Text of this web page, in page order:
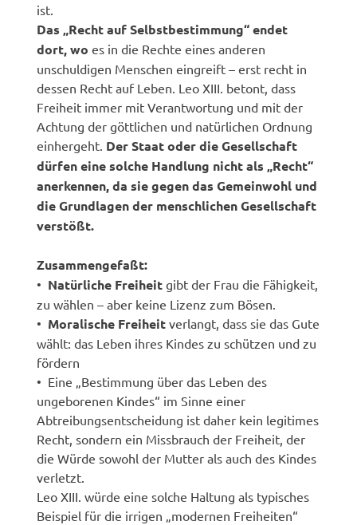
ist.
Das „Recht auf Selbstbestimmung“ endet
dort, wo es in die Rechte eines anderen
unschuldigen Menschen eingreift – erst recht in
dessen Recht auf Leben. Leo XIII. betont, dass
Freiheit immer mit Verantwortung und mit der
Achtung der göttlichen und natürlichen Ordnung
einhergeht. Der Staat oder die Gesellschaft
dürfen eine solche Handlung nicht als „Recht“
anerkennen, da sie gegen das Gemeinwohl und
die Grundlagen der menschlichen Gesellschaft
verstößt.
Zusammengefaßt:
• Natürliche Freiheit gibt der Frau die Fähigkeit,
zu wählen – aber keine Lizenz zum Bösen.
• Moralische Freiheit verlangt, dass sie das Gute
wählt: das Leben ihres Kindes zu schützen und zu
fördern
• Eine „Bestimmung über das Leben des
ungeborenen Kindes“ im Sinne einer
Abtreibungsentscheidung ist daher kein legitimes
Recht, sondern ein Missbrauch der Freiheit, der
die Würde sowohl der Mutter als auch des Kindes
verletzt.
Leo XIII. würde eine solche Haltung als typisches
Beispiel für die irrigen „modernen Freiheiten“